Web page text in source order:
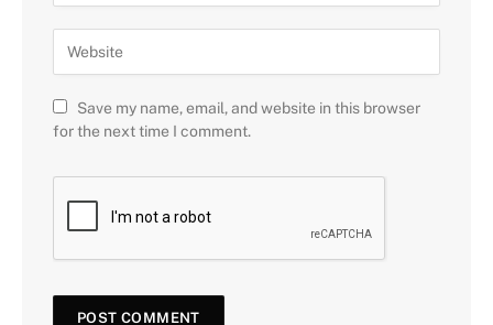
Save my name, email, and website in this browser
for the next time I comment.